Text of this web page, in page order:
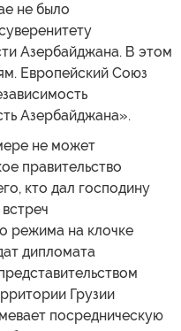
не было
Азербайджана. В этом
Европейский Союз
Азербайджана».
не может
правительство
кто дал господину
режима на клочке
дипломата
Грузии
посредническую